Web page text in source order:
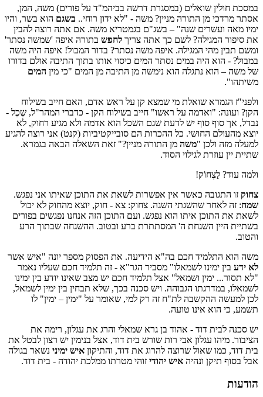
במסכת חולין שואלים (במסגרת דרשה בביהמ"ד על פורים) משה, המן,
אסתר מרדכי מן התורה מניין? משה - "לא ידון רוחי.. בשגם הוא בשר, והיו
ימיו מאה ועשרים שנה" – בשג"ם בגמטריא משה. אם אתה רוצה להבין
את סיפור המגילה? לשם כך אתה צריך לחפש בתורה איפה 'שמשה נסתר'
ומשם תבין מהי המגילה. איפה משה נסתר? בדור המבול! איפה היה משה
במבול? - הוא היה במים נסתר המים כיסוי אותו בתוך התיבה אולם בדורו
של משה – הוא נתגלה הוא נימשה מן התיבה מן המים "כי מין המים
משיתהו".
ולפני"ז הגמרא שואלת מי שמצא קן על ראש אדם, האם חייב בשילוח
הקן? ועונה: "ואדמה על ראשו" חייב בשילוח הקן - כדברי המהר"ל, שֶכֶל -
נבדל, אך סוף סוף יש לדעת שגם השכל הוא אדמה ולא מגיע רחוק, לא
יוצא מהעולם החושי. כל ההכרות הם סובייקטיביות (קנט) אני רוצה להגיע
למעלה מזה ולכן "משה מן התורה מניין?" זאת השאלה הבאה בגמרא.
שתיית יין עוזרת לגילוי הסוד.
ולמה עוד? לַצְחוֹק!
צחוק זו התגובה כאשר אין אפשרות לשאת את התוכן שאיתו אני נפגש.
שמח: זה לאחר שהשגתי השגה. צחוק: צא - חוק, יוצא מהחוק לא יכול
לשאת את התוכן איתו הוא נפגש. ועם התוכן הזה אנחנו נפגשים בפורים
בשתיית היין השגחת ה' המסתתרת ברע ובטוב. ההשגחה שבתוך הרע
והטוב.
משה הוא התלמיד חכם בה"א הידיעה. את הפסוק מספר יונה "איש אשר
לא ידע בין ימינו לשמאלו" מסביר הגר"א - זה תלמיד חכם שעליו נאמר
"לא תסור... ימין ושמאל" אצל תלמיד חכם יש מצב שאינו יודע בין ימינו
לשמאלו, במדרגתו הגבוהה. ויש סכנה בכך, שלא תבחין בין ימין לשמאל,
לכן למעשה ההקשבה לת"ח זה רק למי, שאומר על "ימין – ימין" לו
תשמע, כי הוא אינו טועה.
יש סכנה לבית דוד - אהוד בן גרא שמאלי והרג את עגלון, רימה את
הציבור. מיהו עגלון אבי רות שורש בית דוד, אצל בנימין יש רצון לבטל את
בית דוד, כמו שאול שרוצה להרוג את דוד, והתיקון איש ימיני נשאר בגולה
אבל בסוף תיקן ונהיה איש יהודי זוהי מטרתו ממלכת יהודה - בית דוד.
הודעות